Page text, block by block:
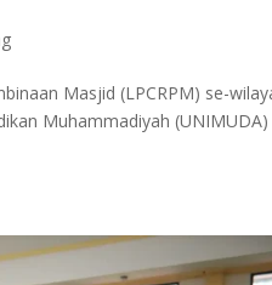
Masjid (LPCRPM) se-
Muhammadiyah (UNIMUDA)